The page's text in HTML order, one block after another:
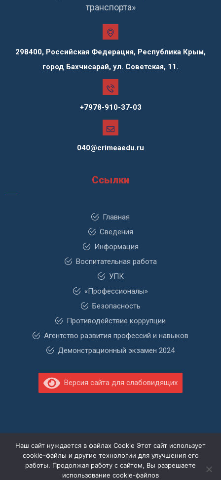
транспорта»
298400, Российская Федерация, Республика Крым,
город Бахчисарай, ул. Советская, 11.
+7978-910-37-03
040@crimeaedu.ru
Ссылки
Главная
Сведения
Информация
Воспитательная работа
УПК
«Профессионалы»
Безопасность
Противодействие коррупции
Агентство развития профессий и навыков
Демонстрационный экзамен 2024
Версия сайта для слабовидящих
Наш сайт нуждается в файлах Cookie Этот сайт использует
cookie-файлы и другие технологии для улучшения его
работы. Продолжая работу с сайтом, Вы разрешаете
использование cookie-файлов